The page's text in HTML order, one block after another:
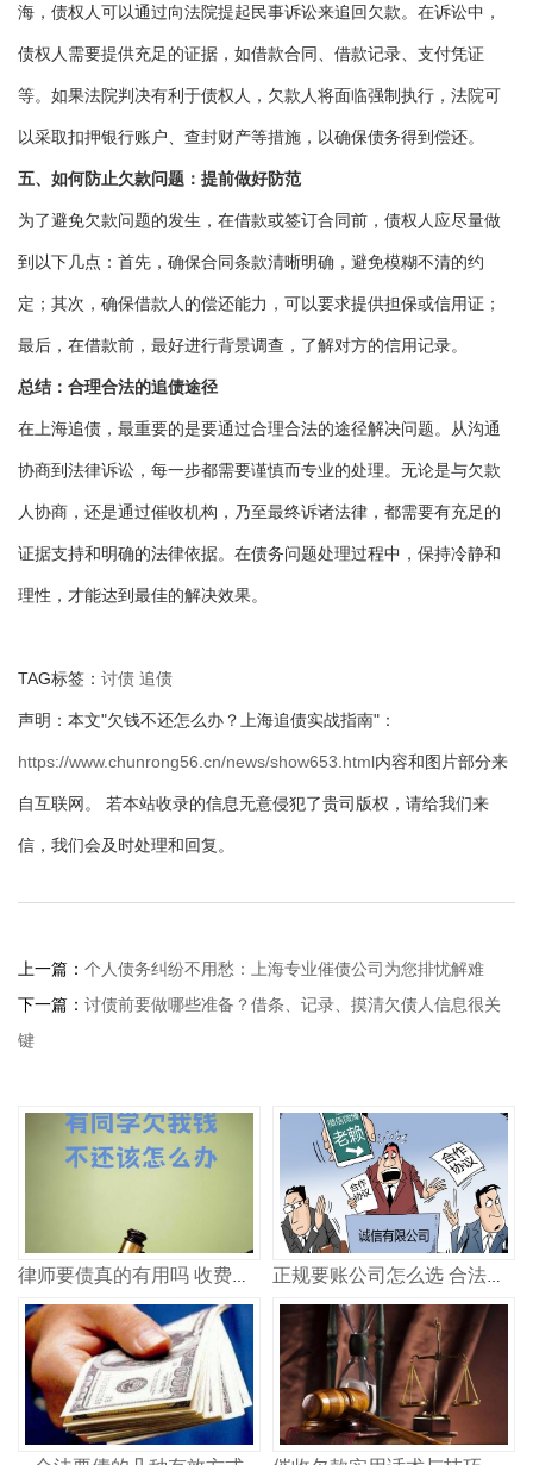
海，债权人可以通过向法院提起民事诉讼来追回欠款。在诉讼中，
债权人需要提供充足的证据，如借款合同、借款记录、支付凭证
等。如果法院判决有利于债权人，欠款人将面临强制执行，法院可
以采取扣押银行账户、查封财产等措施，以确保债务得到偿还。
五、如何防止欠款问题：提前做好防范
为了避免欠款问题的发生，在借款或签订合同前，债权人应尽量做
到以下几点：首先，确保合同条款清晰明确，避免模糊不清的约
定；其次，确保借款人的偿还能力，可以要求提供担保或信用证；
最后，在借款前，最好进行背景调查，了解对方的信用记录。
总结：合理合法的追债途径
在上海追债，最重要的是要通过合理合法的途径解决问题。从沟通
协商到法律诉讼，每一步都需要谨慎而专业的处理。无论是与欠款
人协商，还是通过催收机构，乃至最终诉诸法律，都需要有充足的
证据支持和明确的法律依据。在债务问题处理过程中，保持冷静和
理性，才能达到最佳的解决效果。
TAG标签： 讨债 追债
声明：本文"欠钱不还怎么办？上海追债实战指南"：
https://www.chunrong56.cn/news/show653.html内容和图片部分来
自互联网。 若本站收录的信息无意侵犯了贵司版权，请给我们来
信，我们会及时处理和回复。
上一篇： 个人债务纠纷不用愁：上海专业催债公司为您排忧解难
下一篇： 讨债前要做哪些准备？借条、记录、摸清欠债人信息很关
键